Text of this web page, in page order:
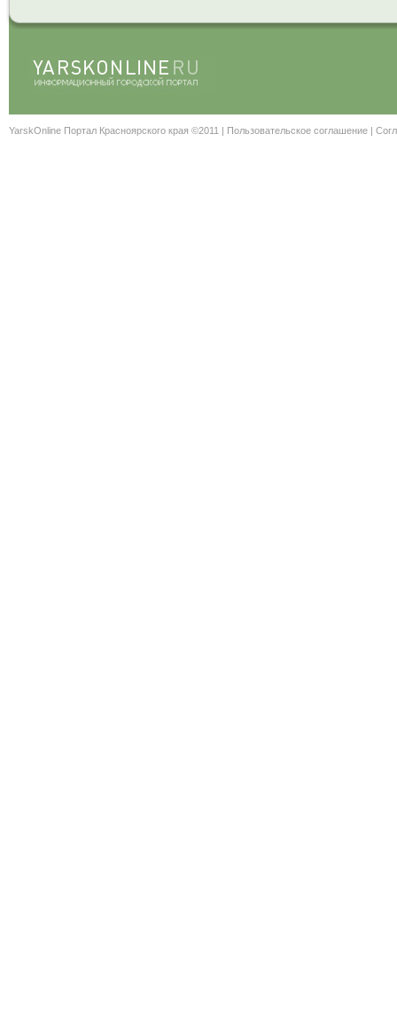
YarskOnline Портал Красноярского края ©2011 | Пользовательское соглашение |